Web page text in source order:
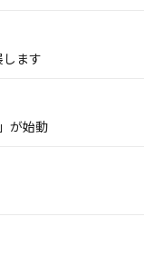
ます
が始動